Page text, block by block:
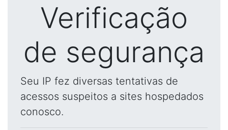
Verificação
de segurança
Seu IP fez diversas tentativas de
acessos suspeitos a sites hospedados
conosco.